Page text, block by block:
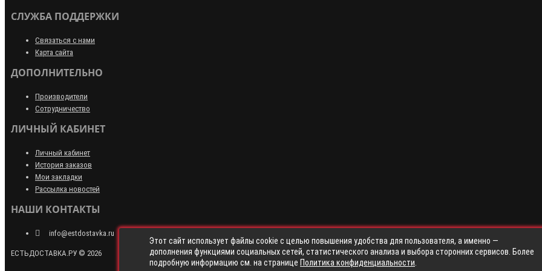
СЛУЖБА ПОДДЕРЖКИ
Связаться с нами
Карта сайта
ДОПОЛНИТЕЛЬНО
Производители
Сотрудничество
ЛИЧНЫЙ КАБИНЕТ
Личный кабинет
История заказов
Мои закладки
Рассылка новостей
НАШИ КОНТАКТЫ
info@estdostavka.ru
ЕСТЬДОСТАВКА.РУ © 2026
Этот сайт использует файлы cookie с целью повышения удобства для пользователя, а именно —
дополнения функциями социальных сетей, статистического анализа и выбора сторонних сервисов. Более
подробную информацию см. на странице Политика конфиденциальности